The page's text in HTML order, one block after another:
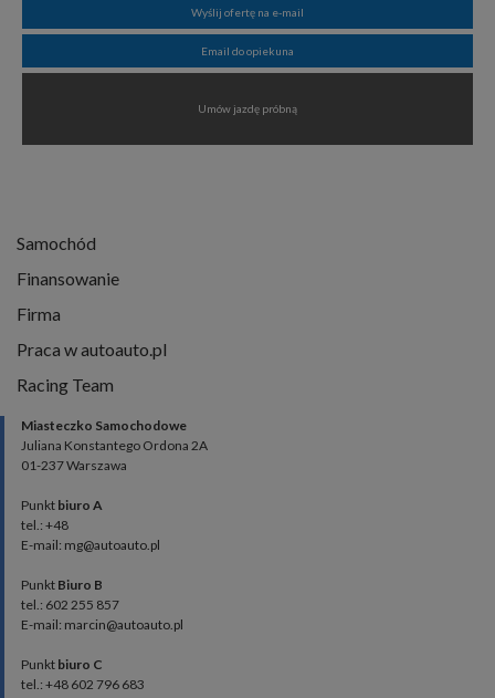
Wyślij ofertę na e-mail
Email do opiekuna
Umów jazdę próbną
Samochód
Finansowanie
Firma
Praca w autoauto.pl
Racing Team
Miasteczko Samochodowe
Juliana Konstantego Ordona 2A
01-237 Warszawa
Punkt biuro A
tel.: +48
E-mail: mg@autoauto.pl
Punkt Biuro B
tel.: 602 255 857
E-mail: marcin@autoauto.pl
Punkt biuro C
tel.: +48 602 796 683